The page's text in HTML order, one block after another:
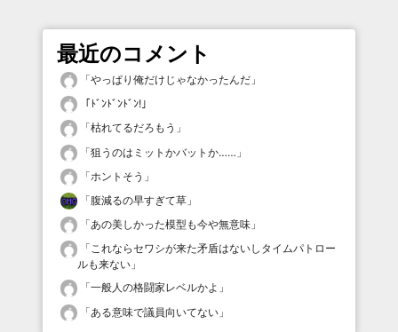
最近のコメント
「やっぱり俺だけじゃなかったんだ 」
「 ﾄﾞﾝﾄﾞﾝﾄﾞﾝ! 」
「枯れてるだろもう 」
「狙うのはミットかバットか…… 」
「ホントそう 」
「腹減るの早すぎて草 」
「あの美しかった模型も今や無意味 」
「これならセワシが来た矛盾はないしタイムパトロー
ルも来ない 」
「一般人の格闘家レベルかよ 」
「ある意味で議員向いてない 」